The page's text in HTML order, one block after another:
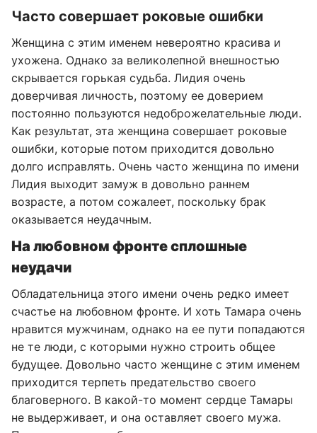
Часто совершает роковые ошибки
Женщина с этим именем невероятно красива и
ухожена. Однако за великолепной внешностью
скрывается горькая судьба. Лидия очень
доверчивая личность, поэтому ее доверием
постоянно пользуются недоброжелательные люди.
Как результат, эта женщина совершает роковые
ошибки, которые потом приходится довольно
долго исправлять. Очень часто женщина по имени
Лидия выходит замуж в довольно раннем
возрасте, а потом сожалеет, поскольку брак
оказывается неудачным.
На любовном фронте сплошные
неудачи
Обладательница этого имени очень редко имеет
счастье на любовном фронте. И хоть Тамара очень
нравится мужчинам, однако на ее пути попадаются
не те люди, с которыми нужно строить общее
будущее. Довольно часто женщине с этим именем
приходится терпеть предательство своего
благоверного. В какой-то момент сердце Тамары
не выдерживает, и она оставляет своего мужа.